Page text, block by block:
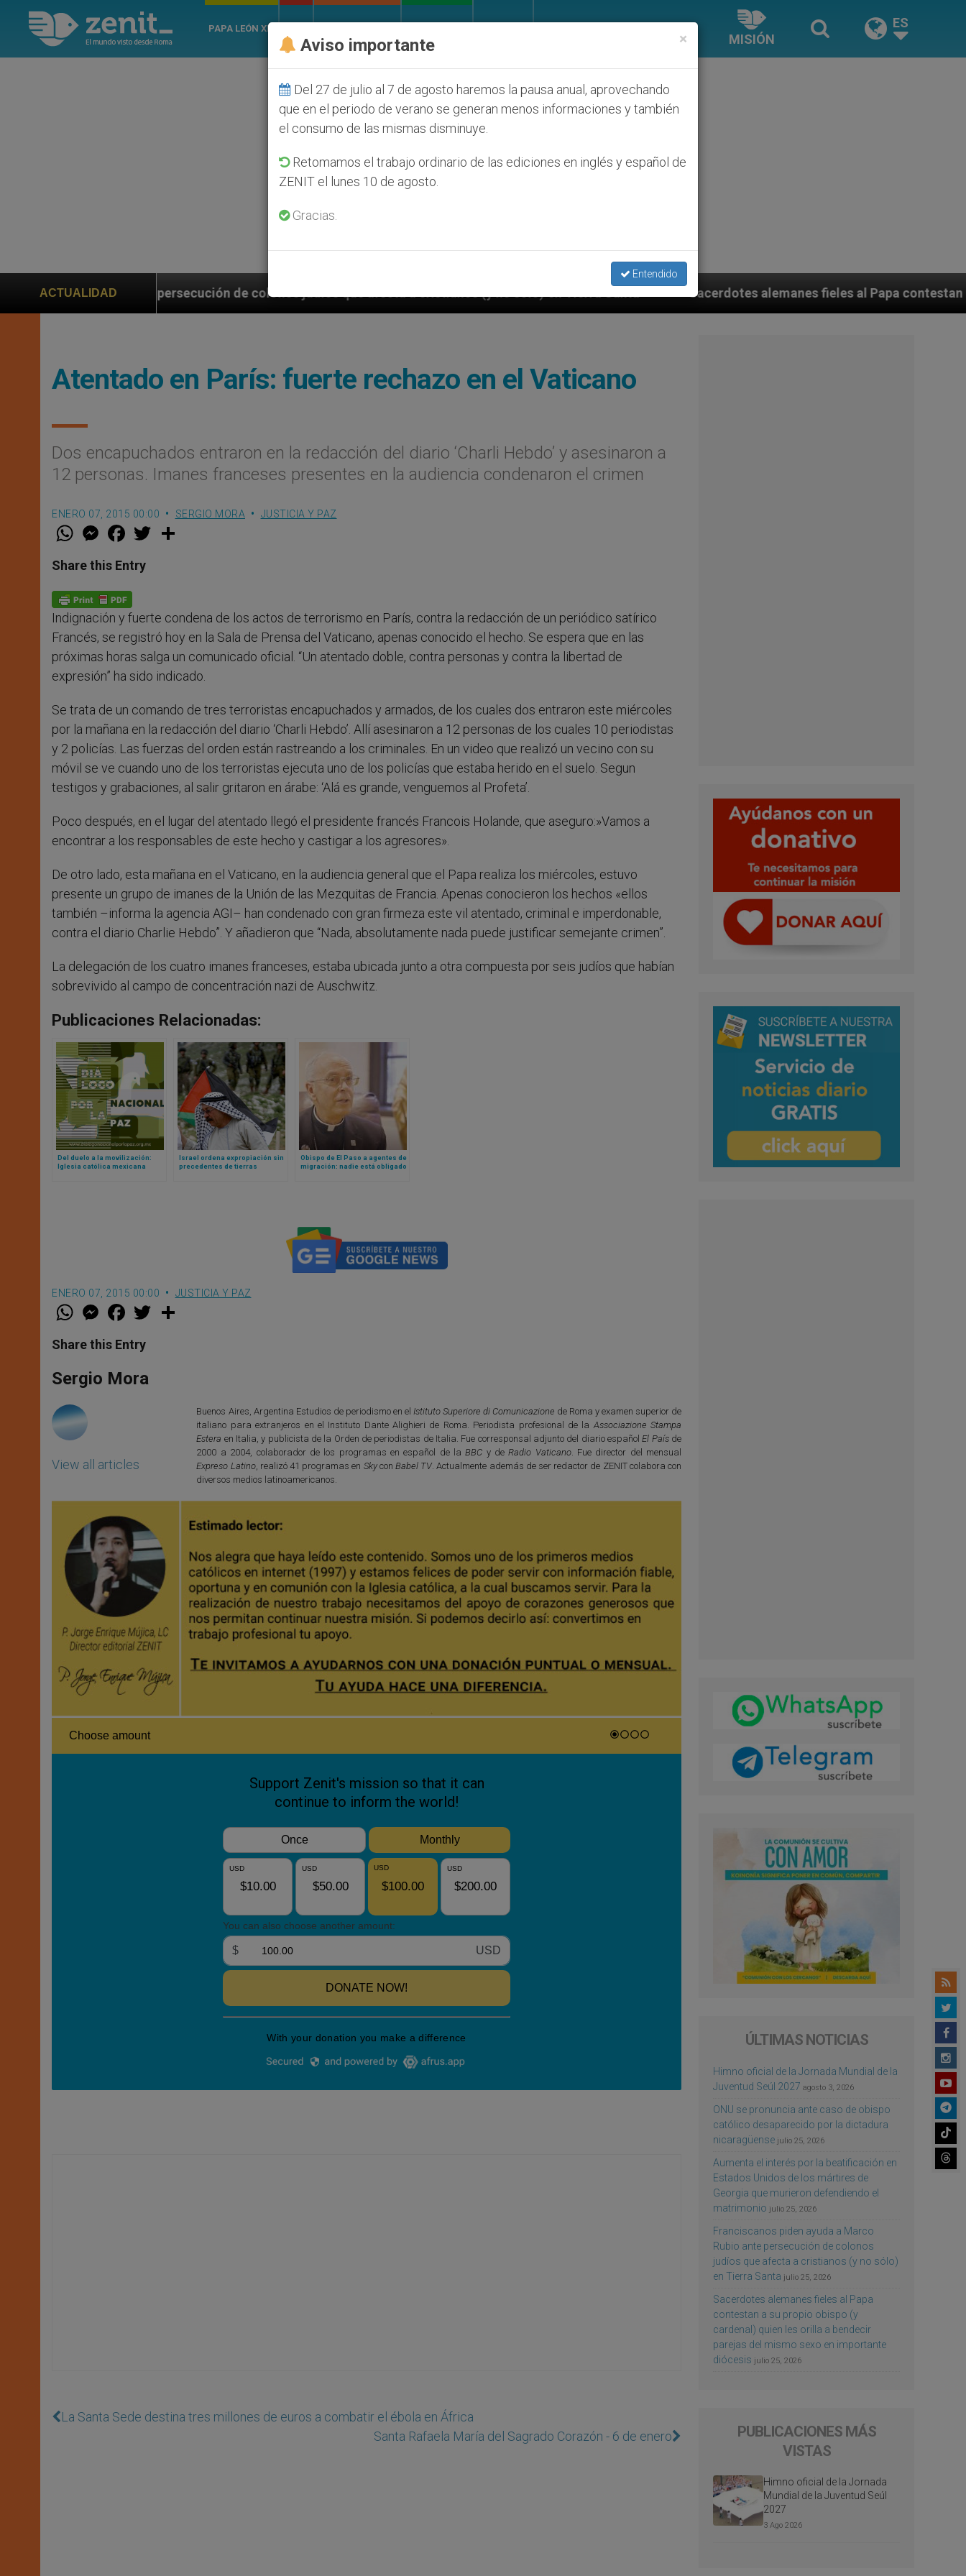
PAPA LEÓN XIV
MISIÓN
ES
ACTUALIDAD
ante persecución de colonos judíos que afecta a cristianos (y no sólo) en Tierra Santa Sacerdotes alemanes fieles al Papa contestan a su propio
Atentado en París: fuerte rechazo en el Vaticano
Dos encapuchados entraron en la redacción del diario ‘Charli Hebdo’ y asesinaron a
12 personas. Imanes franceses presentes en la audiencia condenaron el crimen
ENERO 07, 2015 00:00 SERGIO MORA JUSTICIA Y PAZ
W
t
s
p
p
M
e
s
e
g
e
r
F
a
e
b
o
k
w
Share this Entry
Indignación y fuerte condena de los actos de terrorismo en París, contra la redacción de un periódico satírico
Francés, se registró hoy en la Sala de Prensa del Vaticano, apenas conocido el hecho. Se espera que en las
próximas horas salga un comunicado oficial. “Un atentado doble, contra personas y contra la libertad de
expresión” ha sido indicado.
Se trata de un comando de tres terroristas encapuchados y armados, de los cuales dos entraron este miércoles
por la mañana en la redacción del diario ‘Charli Hebdo’. Allí asesinaron a 12 personas de los cuales 10 periodistas
y 2 policías. Las fuerzas del orden están rastreando a los criminales. En un video que realizó un vecino con su
móvil se ve cuando uno de los terroristas ejecuta uno de los policías que estaba herido en el suelo. Segun
testigos y grabaciones, al salir gritaron en árabe: ‘Alá es grande, venguemos al Profeta’.
Poco después, en el lugar del atentado llegó el presidente francés Francois Holande, que aseguro:»Vamos a
encontrar a los responsables de este hecho y castigar a los agresores».
De otro lado, esta mañana en el Vaticano, en la audiencia general que el Papa realiza los miércoles, estuvo
presente un grupo de imanes de la Unión de las Mezquitas de Francia. Apenas conocieron los hechos «ellos
también –informa la agencia AGI– han condenado con gran firmeza este vil atentado, criminal e imperdonable,
contra el diario Charlie Hebdo”. Y añadieron que “Nada, absolutamente nada puede justificar semejante crimen”.
La delegación de los cuatro imanes franceses, estaba ubicada junto a otra compuesta por seis judíos que habían
sobrevivido al campo de concentración nazi de Auschwitz.
Publicaciones Relacionadas:
Del duelo a la movilización:
Iglesia católica mexicana
Israel ordena expropiación sin
precedentes de tierras
Obispo de El Paso a agentes de
migración: nadie está obligado
ENERO 07, 2015 00:00 JUSTICIA Y PAZ
W
t
s
p
p
M
e
s
e
g
e
F
a
e
b
o
k
w
Share this Entry
Sergio Mora
View all articles
Buenos Aires, Argentina Estudios de periodismo en el Istituto Superiore di Comunicazione de Roma y examen superior de
italiano para extranjeros en el Instituto Dante Alighieri de Roma. Periodista profesional de la Associazione Stampa
Estera en Italia, y publicista de la Orden de periodistas de Italia. Fue corresponsal adjunto del diario españolEl Paísde
2000 a 2004, colaborador de los programas en español de laBBC y deRadio Vaticano. Fue director del mensual
Expreso Latino, realizó 41 programas en Skycon Babel TV. Actualmente además de ser redactor de ZENIT colabora con
diversos medios latinoamericanos.
La Santa Sede destina tres millones de euros a combatir el ébola en África
Santa Rafaela María del Sagrado Corazón - 6 de enero
ÚLTIMAS NOTICIAS
Himno oficial de la Jornada Mundial de la
Juventud Seúl 2027 agosto 3, 2026
ONU se pronuncia ante caso de obispo
católico desaparecido por la dictadura
nicaragüense julio 25, 2026
Aumenta el interés por la beatificación en
Estados Unidos de los mártires de
Georgia que murieron defendiendo el
matrimonio julio 25, 2026
Franciscanos piden ayuda a Marco
Rubio ante persecución de colonos
judíos que afecta a cristianos (y no sólo)
en Tierra Santa julio 25, 2026
Sacerdotes alemanes fieles al Papa
contestan a su propio obispo (y
cardenal) quien les orilla a bendecir
parejas del mismo sexo en importante
diócesis julio 25, 2026
PUBLICACIONES MÁS
VISTAS
Himno oficial de la Jornada
Mundial de la Juventud Seúl
2027
3 Ago 2026
×
Aviso importante
Del 27 de julio al 7 de agosto haremos la pausa anual, aprovechando
que en el periodo de verano se generan menos informaciones y también
el consumo de las mismas disminuye.
Retomamos el trabajo ordinario de las ediciones en inglés y español de
ZENIT el lunes 10 de agosto.
Gracias.
Entendido